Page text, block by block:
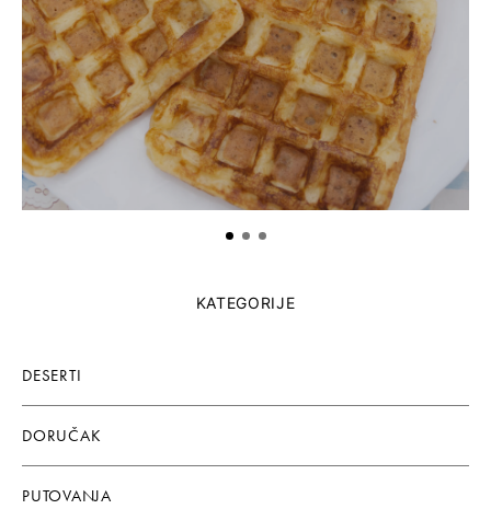
KATEGORIJE
DESERTI
DORUČAK
PUTOVANJA